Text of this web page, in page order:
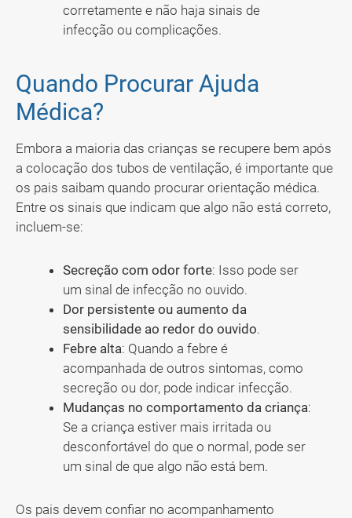
corretamente e não haja sinais de
infecção ou complicações.
Quando Procurar Ajuda
Médica?
Embora a maioria das crianças se recupere bem após
a colocação dos tubos de ventilação, é importante que
os pais saibam quando procurar orientação médica.
Entre os sinais que indicam que algo não está correto,
incluem-se:
Secreção com odor forte: Isso pode ser
um sinal de infecção no ouvido.
Dor persistente ou aumento da
sensibilidade ao redor do ouvido.
Febre alta: Quando a febre é
acompanhada de outros sintomas, como
secreção ou dor, pode indicar infecção.
Mudanças no comportamento da criança:
Se a criança estiver mais irritada ou
desconfortável do que o normal, pode ser
um sinal de que algo não está bem.
Os pais devem confiar no acompanhamento